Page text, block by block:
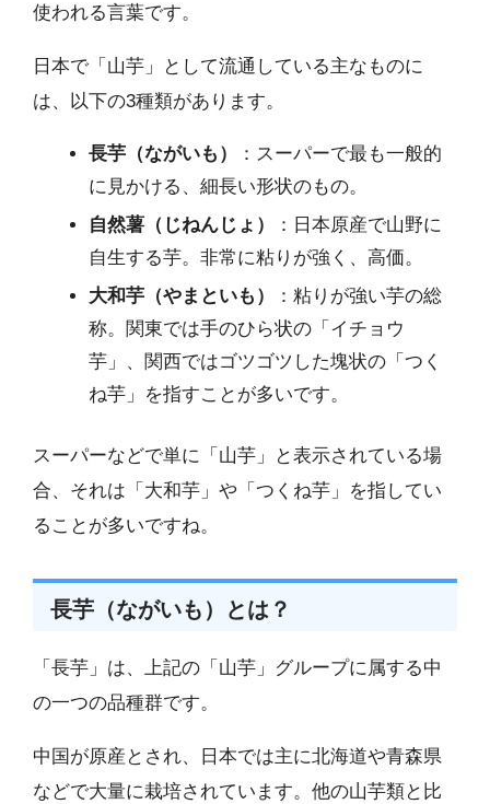
使われる言葉です。
日本で「山芋」として流通している主なものに
は、以下の3種類があります。
長芋（ながいも）
：スーパーで最も一般的
に見かける、細長い形状のもの。
自然薯（じねんじょ）
：日本原産で山野に
自生する芋。非常に粘りが強く、高価。
大和芋（やまといも）
：粘りが強い芋の総
称。関東では手のひら状の「イチョウ
芋」、関西ではゴツゴツした塊状の「つく
ね芋」を指すことが多いです。
スーパーなどで単に「山芋」と表示されている場
合、それは「大和芋」や「つくね芋」を指してい
ることが多いですね。
長芋（ながいも）とは？
「長芋」は、上記の「山芋」グループに属する中
の一つの品種群です。
中国が原産とされ、日本では主に北海道や青森県
などで大量に栽培されています。他の山芋類と比